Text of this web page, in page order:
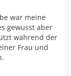
war meine
gewusst aber
während der
Frau und